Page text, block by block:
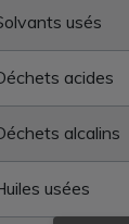
usés
acides
alcalins
usées